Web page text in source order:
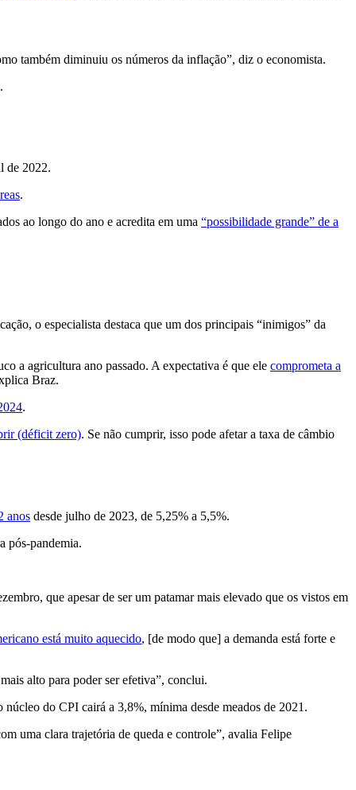
também diminuiu os números da inflação”, diz o economista.
de 2022.
.
ao longo do ano e acredita em uma “possibilidade grande” de a
o especialista destaca que um dos principais “inimigos” da
a agricultura ano passado. A expectativa é que ele comprometa a
Braz.
.
(déficit zero). Se não cumprir, isso pode afetar a taxa de câmbio
anos desde julho de 2023, de 5,25% a 5,5%.
pós-pandemia.
que apesar de ser um patamar mais elevado que os vistos em
está muito aquecido, [de modo que] a demanda está forte e
alto para poder ser efetiva”, conclui.
do CPI cairá a 3,8%, mínima desde meados de 2021.
uma clara trajetória de queda e controle”, avalia Felipe